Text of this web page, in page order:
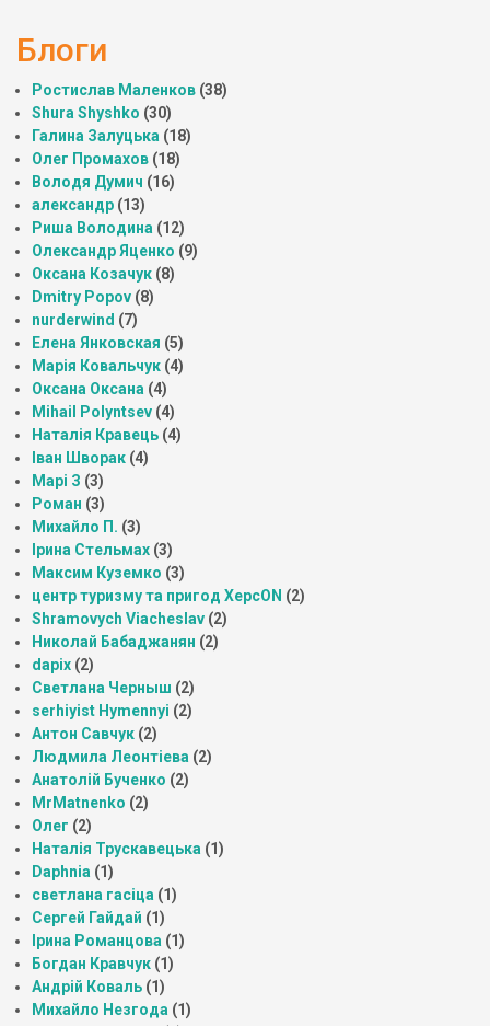
Блоги
Ростислав Маленков (38)
Shura Shyshko (30)
Галина Залуцька (18)
Олег Промахов (18)
Володя Думич (16)
александр (13)
Риша Володина (12)
Олександр Яценко (9)
Оксана Козачук (8)
Dmitry Popov (8)
nurderwind (7)
Елена Янковская (5)
Марія Ковальчук (4)
Оксана Оксана (4)
Mihail Polyntsev (4)
Наталія Кравець (4)
Іван Шворак (4)
Марі З (3)
Роман (3)
Михайло П. (3)
Ірина Стельмах (3)
Максим Куземко (3)
центр туризму та пригод ХерсON (2)
Shramovych Viacheslav (2)
Николай Бабаджанян (2)
dapix (2)
Светлана Черныш (2)
serhiyist Hymennyi (2)
Антон Савчук (2)
Людмила Леонтіева (2)
Анатолій Бученко (2)
MrMatnenko (2)
Олег (2)
Наталія Трускавецька (1)
Daphnia (1)
светлана гасіца (1)
Сергей Гайдай (1)
Ірина Романцова (1)
Богдан Кравчук (1)
Андрій Коваль (1)
Михайло Незгода (1)